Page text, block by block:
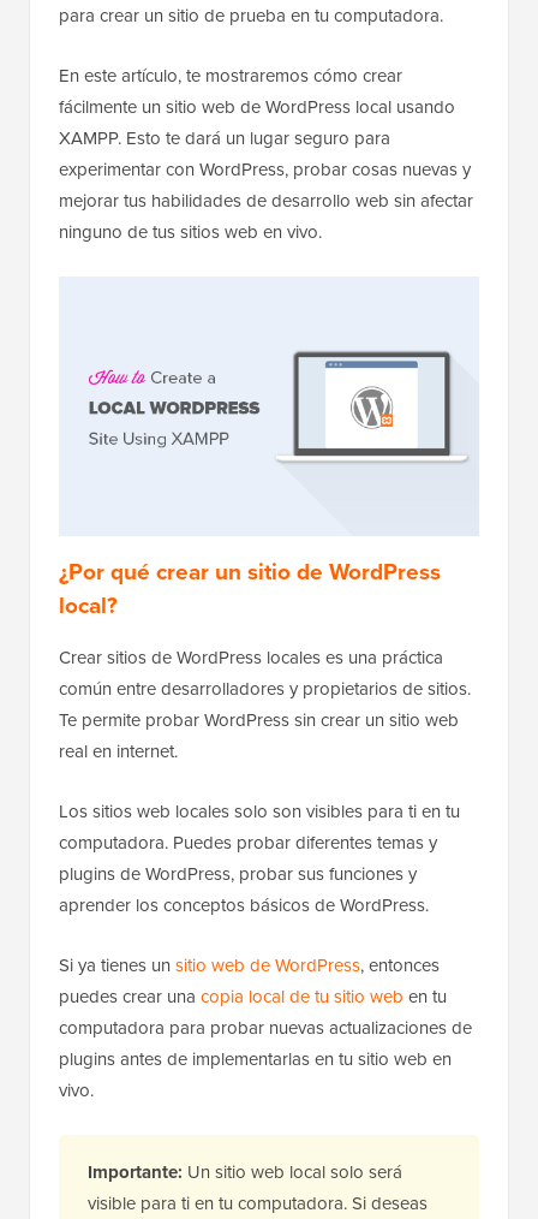
para crear un sitio de prueba en tu computadora.
En este artículo, te mostraremos cómo crear
fácilmente un sitio web de WordPress local usando
XAMPP. Esto te dará un lugar seguro para
experimentar con WordPress, probar cosas nuevas y
mejorar tus habilidades de desarrollo web sin afectar
ninguno de tus sitios web en vivo.
¿Por qué crear un sitio de WordPress
local?
Crear sitios de WordPress locales es una práctica
común entre desarrolladores y propietarios de sitios.
Te permite probar WordPress sin crear un sitio web
real en internet.
Los sitios web locales solo son visibles para ti en tu
computadora. Puedes probar diferentes temas y
plugins de WordPress, probar sus funciones y
aprender los conceptos básicos de WordPress.
Si ya tienes un sitio web de WordPress, entonces
puedes crear una copia local de tu sitio web en tu
computadora para probar nuevas actualizaciones de
plugins antes de implementarlas en tu sitio web en
vivo.
Importante: Un sitio web local solo será
visible para ti en tu computadora. Si deseas